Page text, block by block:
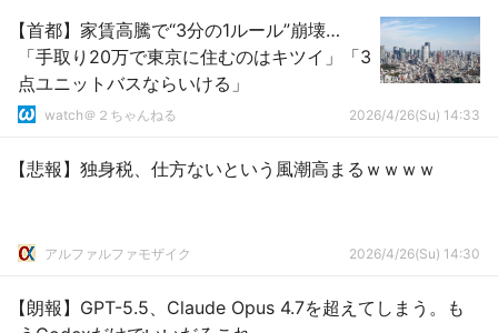
【首都】家賃高騰で“3分の1ルール”崩壊…
「手取り20万で東京に住むのはキツイ」「3
点ユニットバスならいける」
watch＠２ちゃんねる 2026/4/26(Su) 14:33
【悲報】独身税、仕方ないという風潮高まるｗｗｗｗ
アルファルファモザイク 2026/4/26(Su) 14:30
【朗報】GPT-5.5、Claude Opus 4.7を超えてしまう。も